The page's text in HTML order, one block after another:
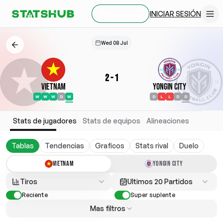
INICIAR SESIÓN
Wed 08 Jul
Vietnam
W W W D W
2-1
Yongin City
D L L D D
Stats de jugadores Stats de equipos Alineaciones
Tablas Tendencias Graficos Stats rival Duelo
VIETNAM YONGIN CITY
Tiros Ultimos 20 Partidos
Reciente Super suplente
Mas filtros